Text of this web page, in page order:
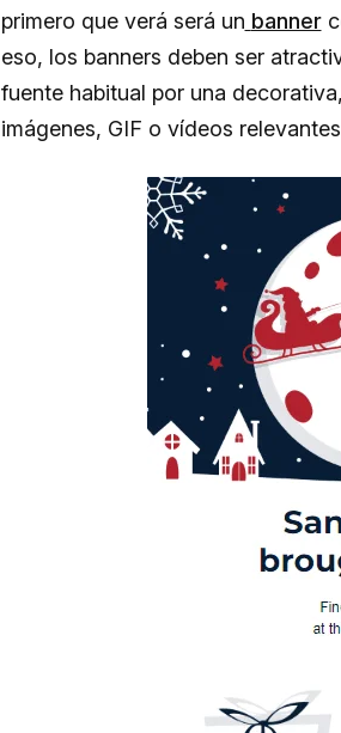
primero que verá será un banner
eso, los banners deben ser
fuente habitual por una
imágenes, GIF o vídeos